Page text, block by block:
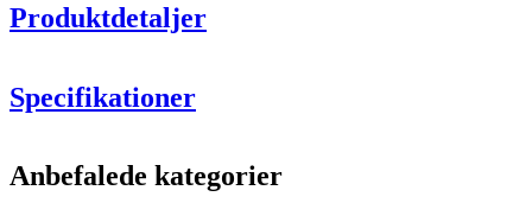
Produktdetaljer
Specifikationer
Produktnummer107-764-00
Anbefalede kategorier